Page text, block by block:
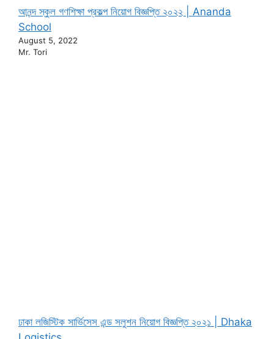
আনন্দ স্কুল গণশিক্ষা প্রকল্প নিয়োগ বিজ্ঞপ্তি ২০২২ | Ananda
School
August 5, 2022
Mr. Tori
ঢাকা লজিস্টিক সার্ভিসেস এন্ড সলুশন নিয়োগ বিজ্ঞপ্তি ২০২১ | Dhaka